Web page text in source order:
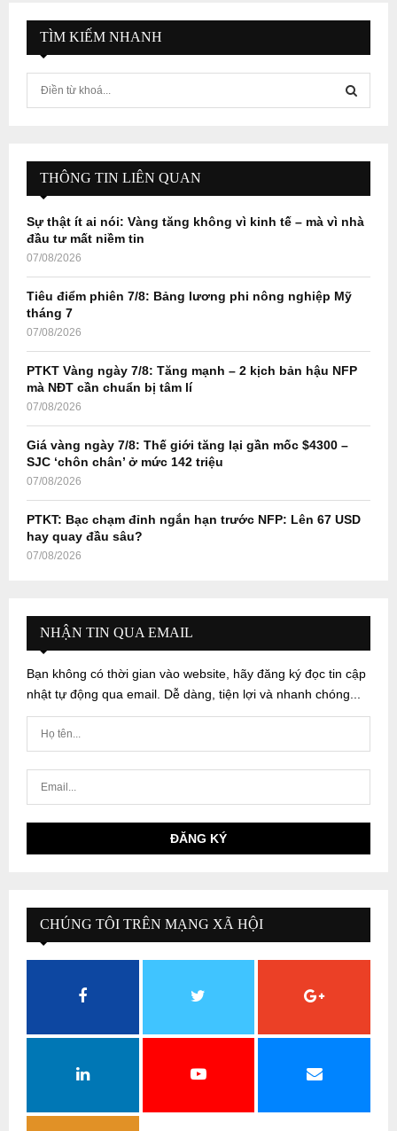
TÌM KIẾM NHANH
f
r
E
A
H
THÔNG TIN LIÊN QUAN
Sự thật ít ai nói: Vàng tăng không vì kinh tế – mà vì nhà
đầu tư mất niềm tin
07/08/2026
Tiêu điểm phiên 7/8: Bảng lương phi nông nghiệp Mỹ
tháng 7
07/08/2026
PTKT Vàng ngày 7/8: Tăng mạnh – 2 kịch bản hậu NFP
mà NĐT cần chuẩn bị tâm lí
07/08/2026
Giá vàng ngày 7/8: Thế giới tăng lại gần mốc $4300 –
SJC ‘chôn chân’ ở mức 142 triệu
07/08/2026
PTKT: Bạc chạm đỉnh ngắn hạn trước NFP: Lên 67 USD
hay quay đầu sâu?
07/08/2026
NHẬN TIN QUA EMAIL
Bạn không có thời gian vào website, hãy đăng ký đọc tin cập
nhật tự động qua email. Dễ dàng, tiện lợi và nhanh chóng...
CHÚNG TÔI TRÊN MẠNG XÃ HỘI